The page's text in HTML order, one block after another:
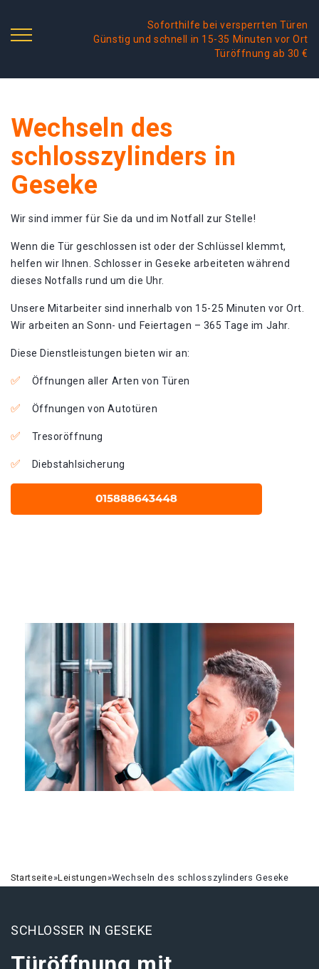
Soforthilfe bei versperrten Türen
Günstig und schnell in 15-35 Minuten vor Ort
Türöffnung ab 30 €
Wechseln des
schlosszylinders in
Geseke
Wir sind immer für Sie da und im Notfall zur Stelle!
Wenn die Tür geschlossen ist oder der Schlüssel klemmt,
helfen wir Ihnen. Schlosser in Geseke arbeiteten während
dieses Notfalls rund um die Uhr.
Unsere Mitarbeiter sind innerhalb von 15-25 Minuten vor Ort.
Wir arbeiten an Sonn- und Feiertagen – 365 Tage im Jahr.
Diese Dienstleistungen bieten wir an:
Öffnungen aller Arten von Türen
Öffnungen von Autotüren
Tresoröffnung
Diebstahlsicherung
Startseite»Leistungen»Wechseln des schlosszylinders Geseke
SCHLOSSER IN GESEKE